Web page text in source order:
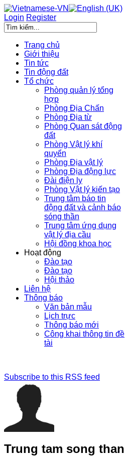
Login Register
Trang chủ
Giới thiệu
Tin tức
Tin động đất
Tổ chức
Phòng quản lý tổng
hợp
Phòng Địa Chấn
Phòng Địa từ
Phòng Quan sát động
đất
Phòng Vật lý khí
quyển
Phòng Địa vật lý
Phòng Địa động lực
Đài điện ly
Phòng Vật lý kiến tạo
Trung tâm báo tin
động đất và cảnh báo
sóng thần
Trung tâm ứng dụng
vật lý địa cầu
Hội đồng khoa học
Hoạt động
Đào tạo
Đào tạo
Hội thảo
Liên hệ
Thông báo
Văn bản mẫu
Lịch trực
Thông báo mới
Công khai thông tin đề
tài
Subscribe to this RSS feed
Trung tam song than